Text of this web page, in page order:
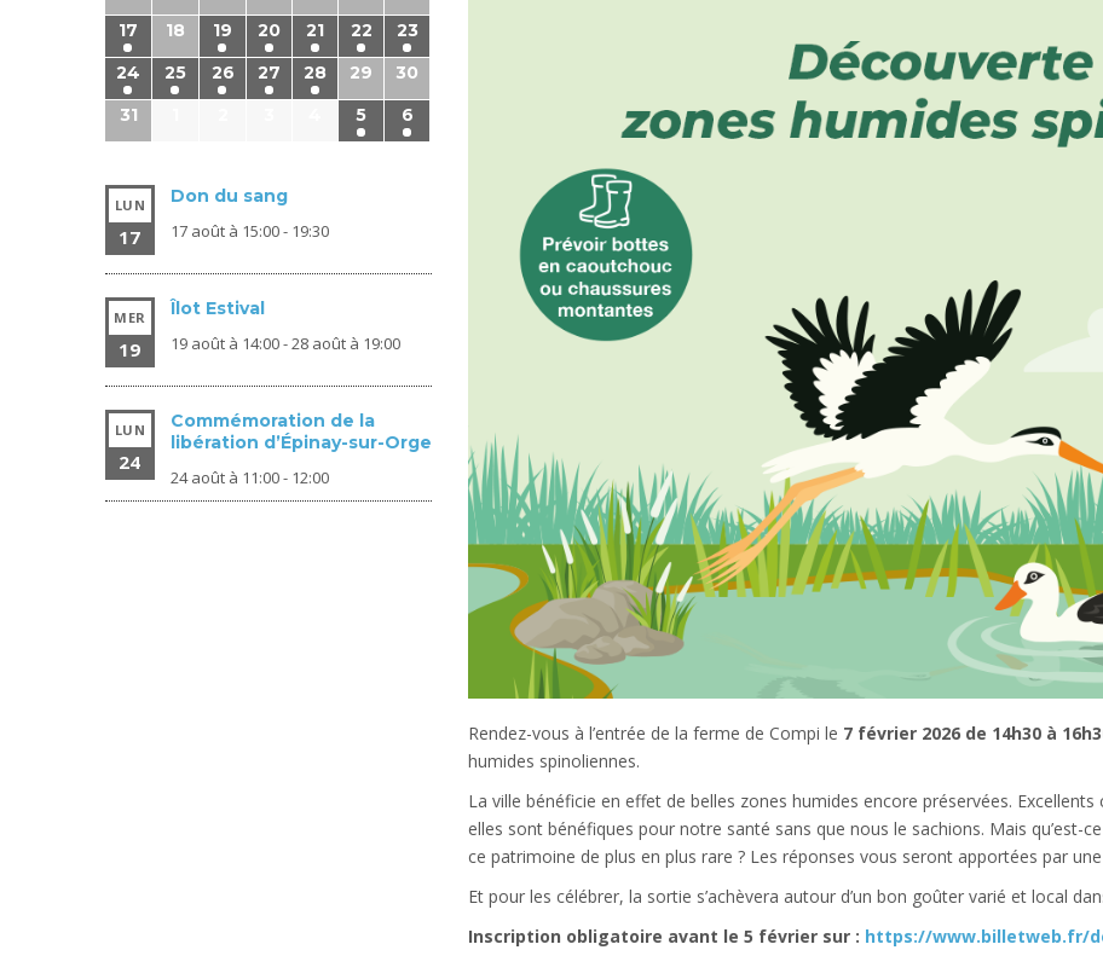
17
18 19 20 21 22
23
24
25 26 27 28 29
30
31
5 6
LUN
17
Don du sang
17 août à 15:00- 19:30
MER
19
Îlot Estival
19 août à 14:00-28 août à 19:00
LUN
24
Commémoration de la
libération d’Épinay-sur-Orge
24 août à 11:00- 12:00
Rendez-vous à l’entrée de la ferme de Compi le 7 février 2026 de 14h30 à
humides spinoliennes.
La ville bénéficie en effet de belles zones humides encore préservées.
elles sont bénéfiques pour notre santé sans que nous le sachions. Mais qu’est-
ce patrimoine de plus en plus rare ? Les réponses vous seront apportées par
Et pour les célébrer, la sortie s’achèvera autour d’un bon goûter varié et local
Inscription obligatoire avant le 5 février sur : https://www.billetweb.fr/